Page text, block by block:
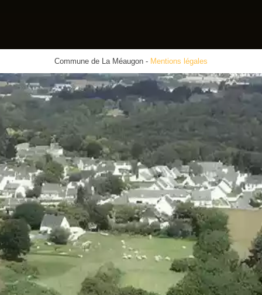
Commune de La Méaugon - Mentions légales